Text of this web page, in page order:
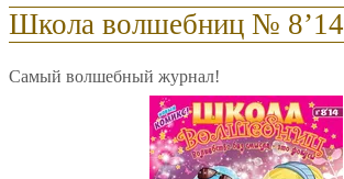
Школа волшебниц № 8’14
Самый волшебный журнал!